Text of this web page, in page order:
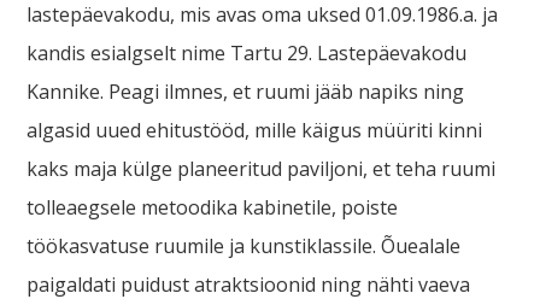
lastepäevakodu, mis avas oma uksed 01.09.1986.a. ja
kandis esialgselt nime Tartu 29. Lastepäevakodu
Kannike. Peagi ilmnes, et ruumi jääb napiks ning
algasid uued ehitustööd, mille käigus müüriti kinni
kaks maja külge planeeritud paviljoni, et teha ruumi
tolleaegsele metoodika kabinetile, poiste
töökasvatuse ruumile ja kunstiklassile. Õuealale
paigaldati puidust atraktsioonid ning nähti vaeva